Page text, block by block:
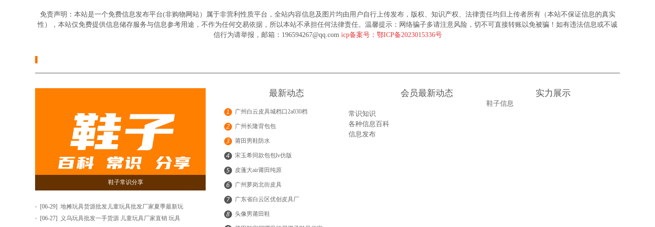
免责声明：本站是一个免费信息发布平台(非购物网站）属于非营利性质平台，全站内容信息及图片均由用户自行上传发布，版权、知识产权、法律责任均归上传者所有（本站不保证信息的真实
性），本站仅免费提供信息储存服务与信息参考用途，不作为任何交易依据，所以本站不承担任何法律责任。温馨提示：网络骗子多请注意风险，切不可直接转账以免被骗！如有违法信息或不诚
信行为请举报，邮箱：196594267@qq.com icp备案号：鄂ICP备2023015336号
鞋子常识分享
[06-29] 地摊玩具货源批发儿童玩具批发厂家夏季最新玩
[06-27]
义乌玩具批发一手货源 儿童玩具厂家直销 玩具
最新动态
广州白云皮具城档口2a030档
广州长隆背包包
莆田男鞋防水
宋玉希同款包包lv仿版
皮蓬大air莆田纯原
广州萝岗北街皮具
广东省白云区优创皮具厂
头像男莆田鞋
会员最新动态 实力展示
鞋子信息
常识知识
各种信息百科
信息发布